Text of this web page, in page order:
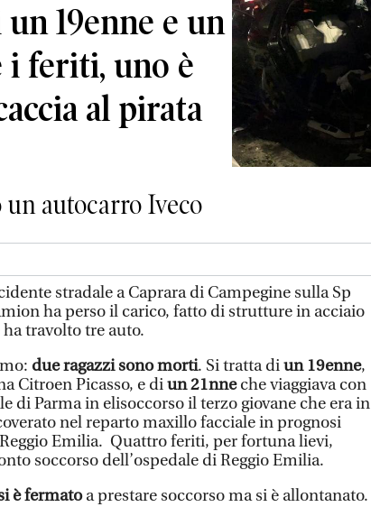
19enne e un
i feriti, uno è
al pirata
autocarro Iveco
stradale a Caprara di Campegine sulla Sp
ha perso il carico, fatto di strutture in acciaio
travolto tre auto.
due ragazzi sono morti. Si tratta diun 19enne,
Citroen Picasso, e diun 21nneche viaggiava con
di Parma in elisoccorso il terzo giovane che era in
nel reparto maxillo facciale in prognosi
Emilia. Quattro feriti, per fortuna lievi,
soccorso dell’ospedale di Reggio Emilia.
è fermatoa prestare soccorso ma si è allontanato.